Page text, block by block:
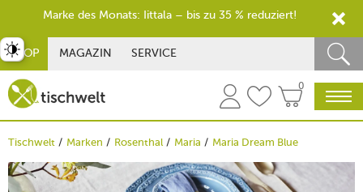
SHOP MAGAZIN SERVICE
0
Tischwelt Marken Rosenthal Maria Maria Dream Blue
umschalten
Marke des Monats: Iittala – bis zu 35 % reduziert!